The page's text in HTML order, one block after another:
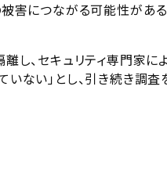
害につながる可能性がある
し、セキュリティ専門家に
ない」とし、引き続き調